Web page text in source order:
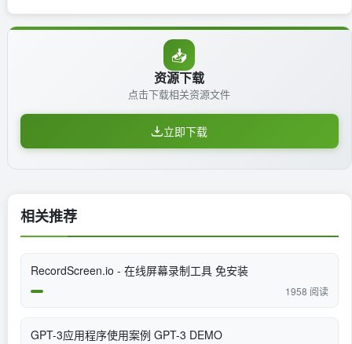
📥
资源下载
点击下载相关资源文件
立即下载
相关推荐
RecordScreen.io - 在线屏幕录制工具 免安装
1958 阅读
GPT-3应用程序使用案例 GPT-3 DEMO